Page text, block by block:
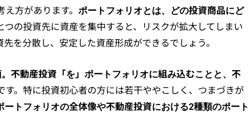
方があります。 ポートフォリオとは、どの投資商品にど
つの投資先に資産を集中すると、リスクが拡大してしまい
を分散し、安定した資産形成ができるでしょう。
不動産投資「を」ポートフォリオに組み込むことと、不
す。特に投資初心者の方には若干ややこしく、つまづきが
ートフォリオの全体像や不動産投資における2種類のポート